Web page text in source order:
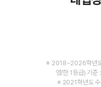
※ 2018~2026학년도
영/한 1등급) 기준
※ 2021학년도 수